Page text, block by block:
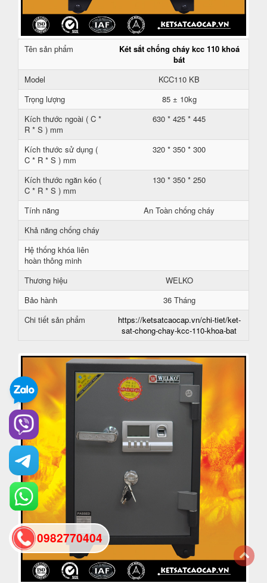
Tên sản phẩm
Két sắt chống cháy kcc 110 khoá
bát
Model
KCC110 KB
Trọng lượng
85 ± 10kg
Kích thước ngoài ( C *
R * S ) mm
630 * 425 * 445
Kích thước sử dụng (
C * R * S ) mm
320 * 350 * 300
Kích thước ngăn kéo (
C * R * S ) mm
130 * 350 * 250
Tính năng
An Toàn chống cháy
Khả năng chống cháy
Hệ thống khóa liên
hoàn thông minh
Thương hiệu
WELKO
Bảo hành
36 Tháng
Chi tiết sản phẩm
https://ketsatcaocap.vn/chi-tiet/ket-
sat-chong-chay-kcc-110-khoa-bat
0982770404